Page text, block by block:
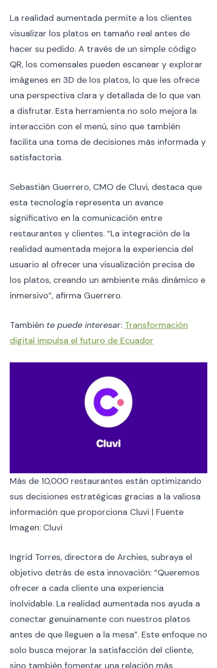
La realidad aumentada permite a los clientes
visualizar los platos en tamaño real antes de
hacer su pedido. A través de un simple código
QR, los comensales pueden escanear y explorar
imágenes en 3D de los platos, lo que les ofrece
una perspectiva clara y detallada de lo que van
a disfrutar. Esta herramienta no solo mejora la
interacción con el menú, sino que también
facilita una toma de decisiones más informada y
satisfactoria.
Sebastián Guerrero, CMO de Cluvi, destaca que
esta tecnología representa un avance
significativo en la comunicación entre
restaurantes y clientes. “La integración de la
realidad aumentada mejora la experiencia del
usuario al ofrecer una visualización precisa de
los platos, creando un ambiente más dinámico e
inmersivo”, afirma Guerrero.
También te puede interesar: Transformación
digital impulsa el futuro de Ecuador
Más de 10,000 restaurantes están optimizando
sus decisiones estratégicas gracias a la valiosa
información que proporciona Cluvi | Fuente
Imagen: Cluvi
Ingrid Torres, directora de Archies, subraya el
objetivo detrás de esta innovación: “Queremos
ofrecer a cada cliente una experiencia
inolvidable. La realidad aumentada nos ayuda a
conectar genuinamente con nuestros platos
antes de que lleguen a la mesa”. Este enfoque no
solo busca mejorar la satisfacción del cliente,
sino también fomentar una relación más